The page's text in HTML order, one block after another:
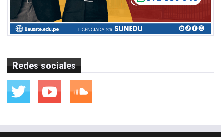
Redes sociales